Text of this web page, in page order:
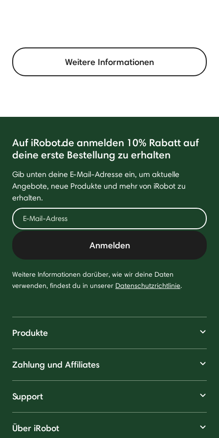
Weitere Informationen
Auf iRobot.de anmelden 10% Rabatt auf
deine erste Bestellung zu erhalten
Gib unten deine E-Mail-Adresse ein, um aktuelle
Angebote, neue Produkte und mehr von iRobot zu
erhalten.
Anmelden
Weitere Informationen darüber, wie wir deine Daten
verwenden, findest du in unserer Datenschutzrichtlinie.
Produkte
Zahlung und Affiliates
Support
Über iRobot